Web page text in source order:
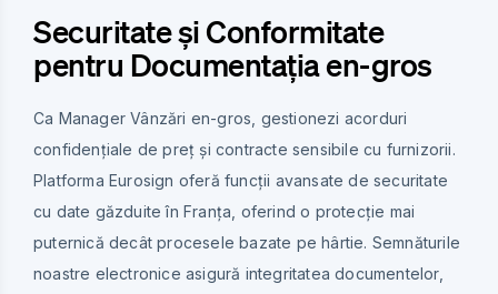
Securitate și Conformitate
pentru Documentația en-gros
Ca Manager Vânzări en-gros, gestionezi acorduri
confidențiale de preț și contracte sensibile cu furnizorii.
Platforma Eurosign oferă funcții avansate de securitate
cu date găzduite în Franța, oferind o protecție mai
puternică decât procesele bazate pe hârtie. Semnăturile
noastre electronice asigură integritatea documentelor,